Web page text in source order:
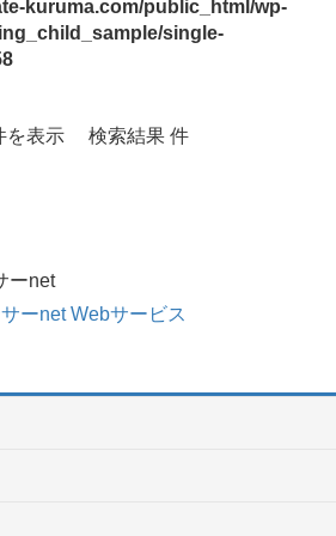
kuruma.com/public_html/wp-
single-
を表示 検索結果 件
ーnet
ーnet Webサービス